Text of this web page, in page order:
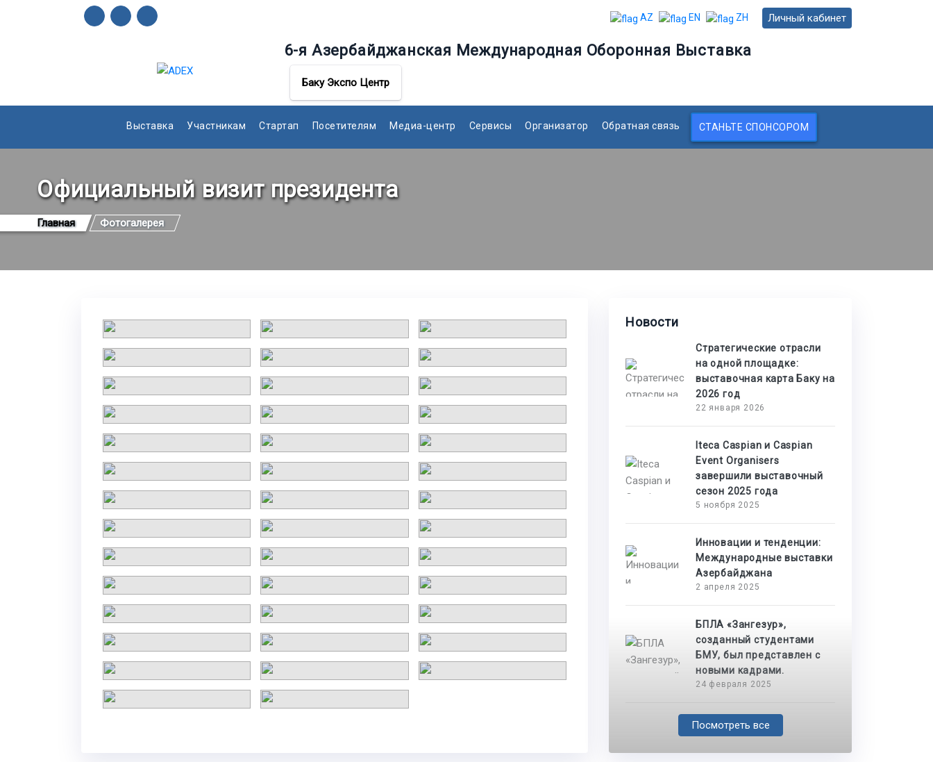
AZ EN ZH Личный кабинет
6-я Азербайджанская Международная Оборонная Выставка
Баку Экспо Центр
Выставка Участникам Стартап Посетителям Медиа-центр Сервисы Организатор Обратная связь СТАНЬТЕ СПОНСОРОМ
Официальный визит президента
Главная Фотогалерея
Новости
Стратегические отрасли
на одной площадке:
выставочная карта Баку на
2026 год
22 января 2026
Iteca Caspian и Caspian
Event Organisers
завершили выставочный
сезон 2025 года
5 ноября 2025
Инновации и тенденции:
Международные выставки
Азербайджана
2 апреля 2025
БПЛА «Зангезур»,
созданный студентами
БМУ, был представлен с
новыми кадрами.
24 февраля 2025
Посмотреть все